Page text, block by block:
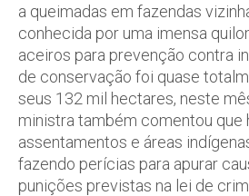
a queimadas em fazendas
conhecida por uma imensa
aceiros para prevenção contra
de conservação foi quase
seus 132 mil hectares, neste
ministra também comentou que
assentamentos e áreas
fazendo perícias para apurar
punições previstas na lei de